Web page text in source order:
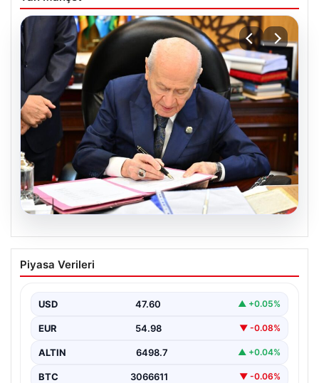
Bahçeli’den çerçeve yasa açıklaması:
Bin yıllık kardeşliğimiz tescillendi
Piyasa Verileri
USD 47.60 ▲ +0.05%
EUR 54.98 ▼ -0.08%
ALTIN 6498.7 ▲ +0.04%
BTC 3066611 ▼ -0.06%